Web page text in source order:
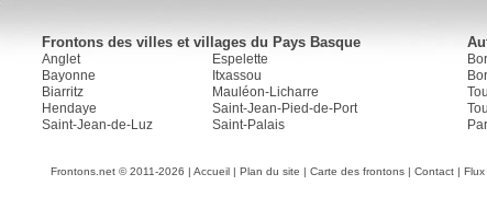
Frontons des villes et villages du Pays Basque
Anglet
Bayonne
Biarritz
Hendaye
Saint-Jean-de-Luz
Espelette
Itxassou
Mauléon-Licharre
Saint-Jean-Pied-de-Port
Saint-Palais
Frontons.net © 2011-2026 | Accueil | Plan du site | Carte des frontons | Contact | Flux